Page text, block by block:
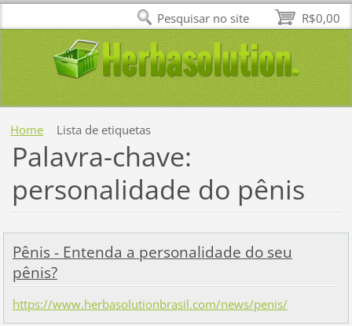
Home Lista de etiquetas
Palavra-chave:
personalidade do pênis
Pênis - Entenda a personalidade do seu
pênis?
https://www.herbasolutionbrasil.com/news/penis/
R$0,00
Pesquisar no site